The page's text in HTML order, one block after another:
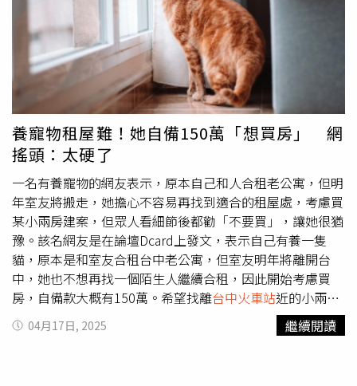
樣的威脅，林女慌了手腳，無法立即準備所需金額，只能打
電話向母親求助，在母親的安撫下，林女決定向超商店員尋
求幫助，報警處理，台中市警察局第三分局的員警黃祥豪、
劉佳竺接獲報案後，立即趕到現場，發現林女神情驚恐，警
方耐心安撫後，林女才漸漸透露整個事情的經過。警方向林
女解釋，這是典型的交友詐騙手法，並且告訴其詐騙集團常
利用愛情、金錢或急需幫助的理由行騙，並且會以威脅家人
的方式逼迫受害者匯款，經過警方解釋後，林女終於放下心
頭大石，並由警方協助搭乘計程車安全返回家中，成功化解
了一場詐騙危機。台中市警局第三分局強調，近來假交友及
假投資詐騙案件愈加猖獗，尤其在交友軟體上，詐騙集團利
用語音、視訊等方式逐步建立信任，最終達到詐騙目的，根
據內政部警政署的統計，今年3月，全台假交友詐騙案件達
1036件，造成民眾財損近11億元，市民必須提高警覺，避
免再次成為詐騙目標。
養寵物租屋難！她自備150萬「想買房」 網
搖頭：太硬了
一名有養寵物的網友表示，原本自己和人合租老公寓，但明
年室友將搬走，她擔心不容易再找到適合的租屋處，考慮買
某小兩房建案，但眾人看細節後都勸「不要買」，讓她很猶
豫。該名網友是在論壇Dcard上發文，表示自己有養一隻
貓，原本是和室友合租台中老公寓，但室友明年將離開台
中，她也不想再找一個陌生人繼續合租，因此開始考慮買
房，自備款大概有150萬。希望找離台中火車站近的小兩房
建案，最好可以一兩年後就入住，等幾年之後若自己結婚了
再轉賣。近日發現有某個小建商推出的預售案幾乎都符合她
04月17日, 2025 繼續閱讀